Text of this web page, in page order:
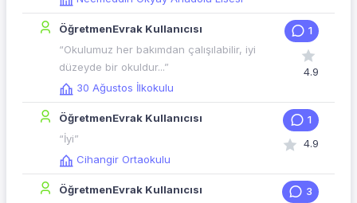
ÖğretmenEvrak Kullanıcısı
“Okulumuz her bakımdan çalışılabilir, iyi
düzeyde bir okuldur...”
30 Ağustos İlkokulu
1
4.9
ÖğretmenEvrak Kullanıcısı
“İyi”
Cihangir Ortaokulu
1
4.9
ÖğretmenEvrak Kullanıcısı
3